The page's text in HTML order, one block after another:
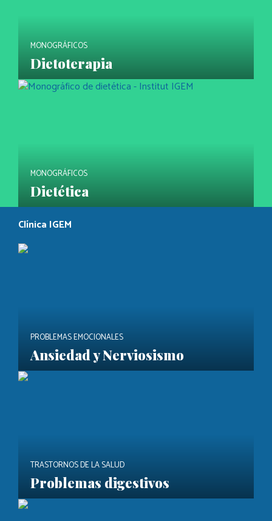
MONOGRÁFICOS
Dietoterapia
MONOGRÁFICOS
Dietética
Clínica IGEM
PROBLEMAS EMOCIONALES
Ansiedad y Nerviosismo
TRASTORNOS DE LA SALUD
Problemas digestivos